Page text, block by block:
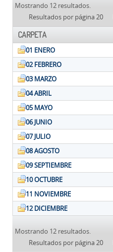
Mostrando 12 resultados.
Resultados por página 20
CARPETA
01 ENERO
02 FEBRERO
03 MARZO
04 ABRIL
05 MAYO
06 JUNIO
07 JULIO
08 AGOSTO
09 SEPTIEMBRE
10 OCTUBRE
11 NOVIEMBRE
12 DICIEMBRE
Mostrando 12 resultados.
Resultados por página 20